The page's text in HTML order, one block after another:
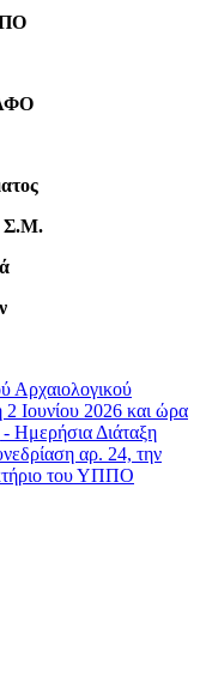
Σ.Μ.
Αρχαιολογικού
Ιουνίου 2026 και ώρα
Ημερήσια Διάταξη
αρ. 24, την
του ΥΠΠΟ